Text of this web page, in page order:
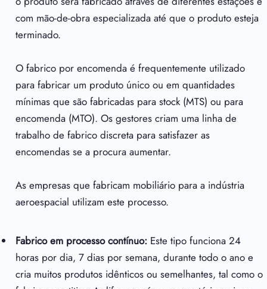
com mão-de-obra especializada até que o produto esteja
terminado.
O fabrico por encomenda é frequentemente utilizado
para fabricar um produto único ou em quantidades
mínimas que são fabricadas para stock (MTS) ou para
encomenda (MTO). Os gestores criam uma linha de
trabalho de fabrico discreta para satisfazer as
encomendas se a procura aumentar.
As empresas que fabricam mobiliário para a indústria
aeroespacial utilizam este processo.
Fabrico em processo contínuo: Este tipo funciona 24
horas por dia, 7 dias por semana, durante todo o ano e
cria muitos produtos idênticos ou semelhantes, tal como o